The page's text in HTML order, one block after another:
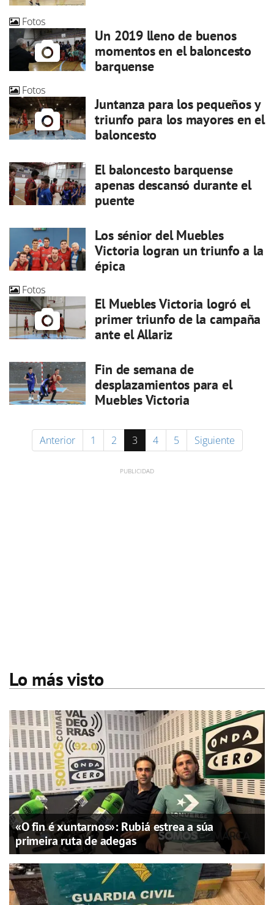
Fotos
Un 2019 lleno de buenos
momentos en el baloncesto
barquense
Fotos
Juntanza para los pequeños y
triunfo para los mayores en el
baloncesto
El baloncesto barquense
apenas descansó durante el
puente
Los sénior del Muebles
Victoria logran un triunfo a la
épica
Fotos
El Muebles Victoria logró el
primer triunfo de la campaña
ante el Allariz
Fin de semana de
desplazamientos para el
Muebles Victoria
Anterior 1 2 3 4 5 Siguiente
Lo más visto
«O fin é xuntarnos»: Rubiá estrea a súa
primeira ruta de adegas